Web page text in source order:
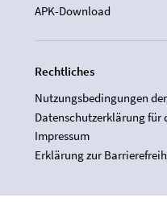
APK-Download
Rechtliches
Nutzungsbedingungen
Datenschutzerklärung für
Impressum
Erklärung zur